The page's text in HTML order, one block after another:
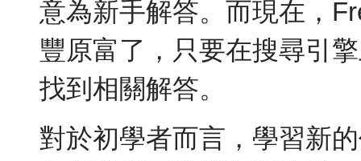
意為新手解答。而現在，
豐原富了，只要在搜尋引
找到相關解答。
對於初學者而言，學習新